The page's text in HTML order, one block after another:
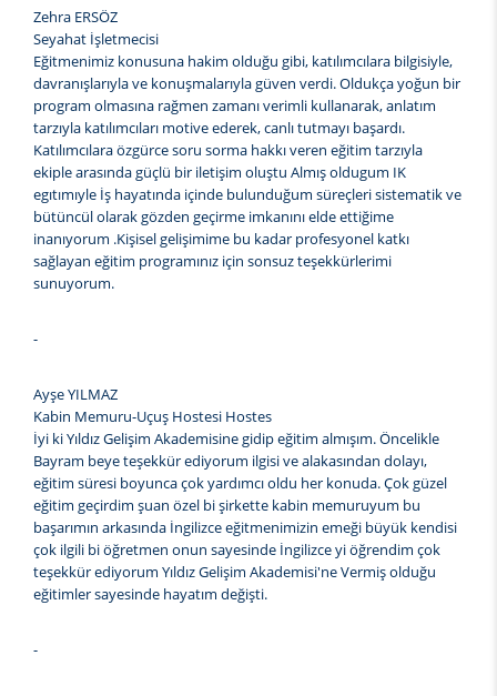
Zehra ERSÖZ
Seyahat İşletmecisi
Eğitmenimiz konusuna hakim olduğu gibi, katılımcılara bilgisiyle,
davranışlarıyla ve konuşmalarıyla güven verdi. Oldukça yoğun bir
program olmasına rağmen zamanı verimli kullanarak, anlatım
tarzıyla katılımcıları motive ederek, canlı tutmayı başardı.
Katılımcılara özgürce soru sorma hakkı veren eğitim tarzıyla
ekiple arasında güçlü bir iletişim oluştu Almış oldugum IK
egıtımıyle İş hayatında içinde bulunduğum süreçleri sistematik ve
bütüncül olarak gözden geçirme imkanını elde ettiğime
inanıyorum .Kişisel gelişimime bu kadar profesyonel katkı
sağlayan eğitim programınız için sonsuz teşekkürlerimi
sunuyorum.
-
Ayşe YILMAZ
Kabin Memuru-Uçuş Hostesi Hostes
İyi ki Yıldız Gelişim Akademisine gidip eğitim almışım. Öncelikle
Bayram beye teşekkür ediyorum ilgisi ve alakasından dolayı,
eğitim süresi boyunca çok yardımcı oldu her konuda. Çok güzel
eğitim geçirdim şuan özel bi şirkette kabin memuruyum bu
başarımın arkasında İngilizce eğitmenimizin emeği büyük kendisi
çok ilgili bi öğretmen onun sayesinde İngilizce yi öğrendim çok
teşekkür ediyorum Yıldız Gelişim Akademisi'ne Vermiş olduğu
eğitimler sayesinde hayatım değişti.
-